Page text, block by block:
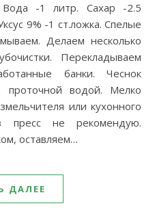
Вода -1 литр. Сахар -2.5
9% -1 ст.ложка. Спелые
Делаем несколько
Перекладываем
банки. Чеснок
водой. Мелко
или кухонного
пресс не рекомендую.
оставляем…
ДАЛЕЕ